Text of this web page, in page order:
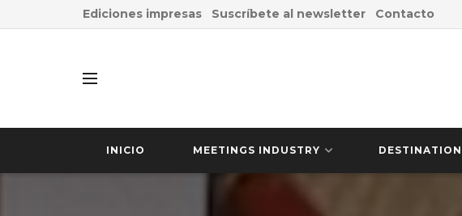
Ediciones impresas Suscríbete al newsletter Contacto
INICIO MEETINGS INDUSTRY